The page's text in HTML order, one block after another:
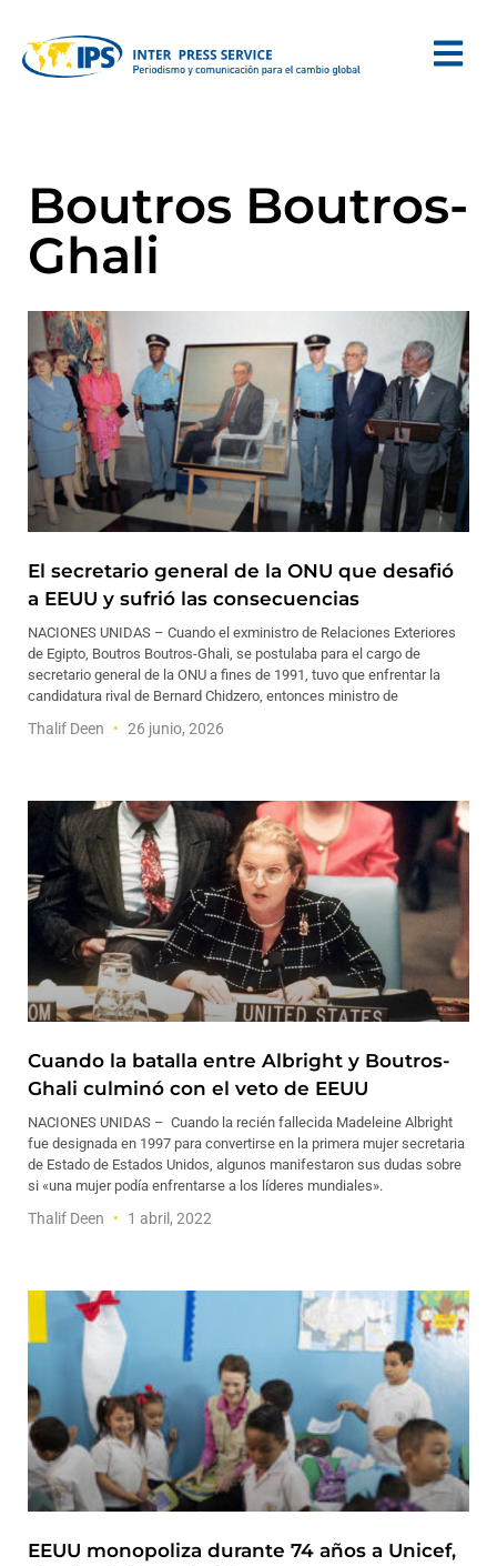
Boutros Boutros-
Ghali
El secretario general de la ONU que desafió
a EEUU y sufrió las consecuencias
NACIONES UNIDAS – Cuando el exministro de Relaciones Exteriores
de Egipto, Boutros Boutros-Ghali, se postulaba para el cargo de
secretario general de la ONU a fines de 1991, tuvo que enfrentar la
candidatura rival de Bernard Chidzero, entonces ministro de
Thalif Deen 26 junio, 2026
Cuando la batalla entre Albright y Boutros-
Ghali culminó con el veto de EEUU
NACIONES UNIDAS – Cuando la recién fallecida Madeleine Albright
fue designada en 1997 para convertirse en la primera mujer secretaria
de Estado de Estados Unidos, algunos manifestaron sus dudas sobre
si «una mujer podía enfrentarse a los líderes mundiales».
Thalif Deen 1 abril, 2022
EEUU monopoliza durante 74 años a Unicef,